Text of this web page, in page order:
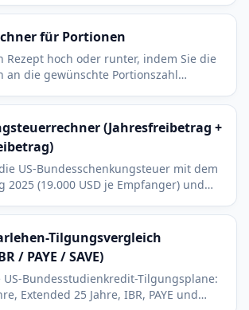
für Portionen
Rezept hoch oder runter, indem Sie die
an die gewünschte Portionszahl
(Jahresfreibetrag +
US-Bundesschenkungsteuer mit dem
2025 (19.000 USD je Empfanger) und
und verbleibendem Freibetrag.
Tilgungsvergleich
/ PAYE / SAVE)
US-Bundesstudienkredit-Tilgungsplane:
Extended 25 Jahre, IBR, PAYE und